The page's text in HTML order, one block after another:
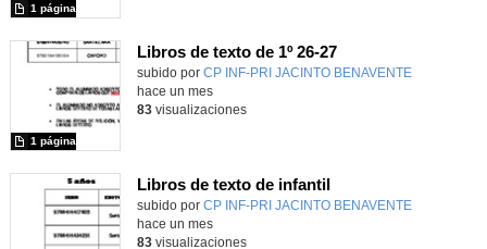
1 página
Libros de texto de 1º 26-27
subido por CP INF-PRI JACINTO BENAVENTE
1 página
-
hace un mes
83visualizaciones
Libros de texto de infantil
subido por CP INF-PRI JACINTO BENAVENTE-
hace un mes
83visualizaciones